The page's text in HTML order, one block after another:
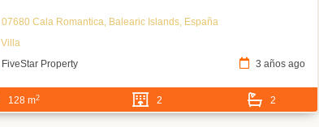
07680 Cala Romantica, Balearic Islands, España
Villa
FiveStar Property
3 años ago
128 m2 2 2